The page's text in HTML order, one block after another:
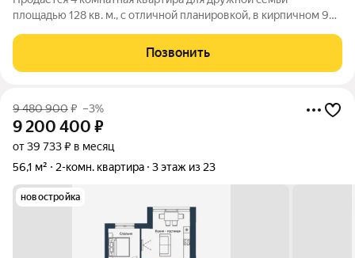
плoщадью 128 кв. м., с отличной планировкой, в кирпичном 9
добротный, кирпичный дом в спокойном, тихом уголке города.
Квартира на две стороны,
Позвонить
9 480 900₽ –3%
9 200 400 ₽
от 39 733 ₽ в месяц
56,1 м²
2-комн. квартира 3 этаж из 23
новостройка